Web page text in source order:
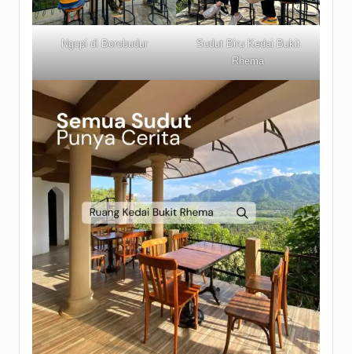
Ngopi di Borobudur
Sudut Biru Kedai Bukit
Rhema